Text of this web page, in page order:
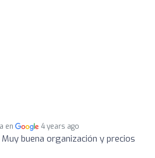
en 4 years ago
Muy buena organización y precios